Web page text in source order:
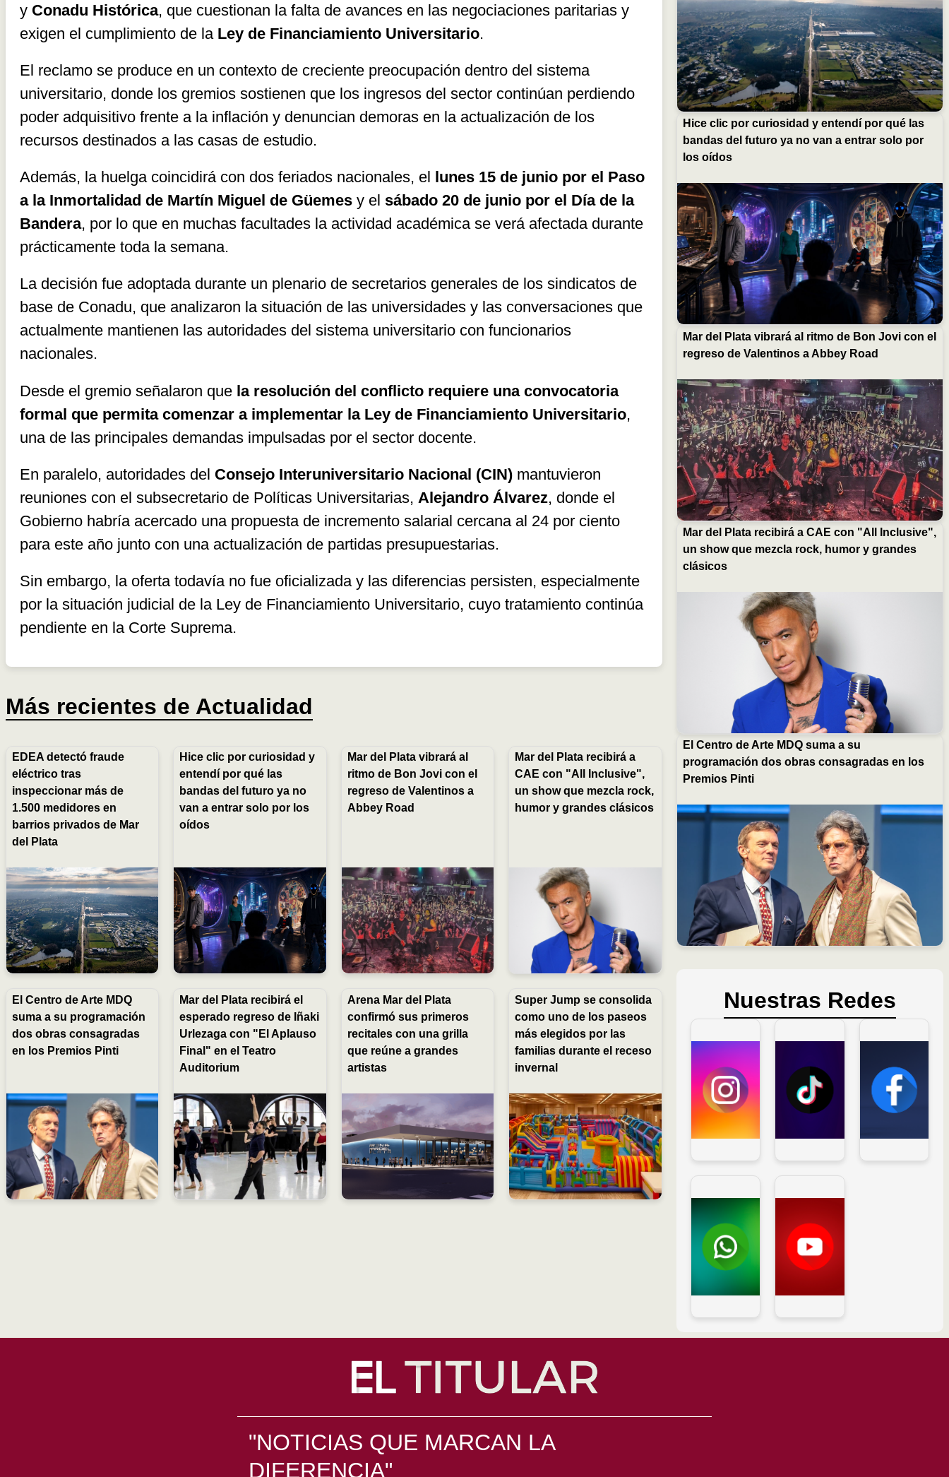
y Conadu Histórica, que cuestionan la falta de avances en las negociaciones paritarias y
exigen el cumplimiento de la Ley de Financiamiento Universitario.
El reclamo se produce en un contexto de creciente preocupación dentro del sistema
universitario, donde los gremios sostienen que los ingresos del sector continúan perdiendo
poder adquisitivo frente a la inflación y denuncian demoras en la actualización de los
recursos destinados a las casas de estudio.
Además, la huelga coincidirá con dos feriados nacionales, el
lunes 15 de junio por el Paso
a la Inmortalidad de Martín Miguel de Güemes y el sábado 20 de junio por el Día de la
Bandera, por lo que en muchas facultades la actividad académica se verá afectada durante
prácticamente toda la semana.
La decisión fue adoptada durante un plenario de secretarios generales de los sindicatos de
base de Conadu, que analizaron la situación de las universidades y las conversaciones que
actualmente mantienen las autoridades del sistema universitario con funcionarios
nacionales.
Desde el gremio señalaron que la resolución del conflicto requiere una convocatoria
formal que permita comenzar a implementar la Ley de Financiamiento Universitario,
una de las principales demandas impulsadas por el sector docente.
En paralelo, autoridades del Consejo Interuniversitario Nacional (CIN) mantuvieron
reuniones con el subsecretario de Políticas Universitarias, Alejandro Álvarez, donde el
Gobierno habría acercado una propuesta de incremento salarial cercana al 24 por ciento
para este año junto con una actualización de partidas presupuestarias.
Sin embargo, la oferta todavía no fue oficializada y las diferencias persisten, especialmente
por la situación judicial de la Ley de Financiamiento Universitario, cuyo tratamiento continúa
pendiente en la Corte Suprema.
Más recientes de Actualidad
EDEA detectó fraude
eléctrico tras
inspeccionar más de
1.500 medidores en
barrios privados de Mar
del Plata
Hice clic por curiosidad y
entendí por qué las
bandas del futuro ya no
van a entrar solo por los
oídos
Mar del Plata vibrará al
ritmo de Bon Jovi con el
regreso de Valentinos a
Abbey Road
Mar del Plata recibirá a
CAE con "All Inclusive",
un show que mezcla rock,
humor y grandes clásicos
El Centro de Arte MDQ
suma a su programación
dos obras consagradas
en los Premios Pinti
Mar del Plata recibirá el
esperado regreso de Iñaki
Urlezaga con "El Aplauso
Final" en el Teatro
Auditorium
Arena Mar del Plata
confirmó sus primeros
recitales con una grilla
que reúne a grandes
artistas
Super Jump se consolida
como uno de los paseos
más elegidos por las
familias durante el receso
invernal
Hice clic por curiosidad y entendí por qué las
bandas del futuro ya no van a entrar solo por
los oídos
Mar del Plata vibrará al ritmo de Bon Jovi con el
regreso de Valentinos a Abbey Road
Mar del Plata recibirá a CAE con "All Inclusive",
un show que mezcla rock, humor y grandes
clásicos
El Centro de Arte MDQ suma a su
programación dos obras consagradas en los
Premios Pinti
Nuestras Redes
"NOTICIAS QUE MARCAN LA
DIFERENCIA"